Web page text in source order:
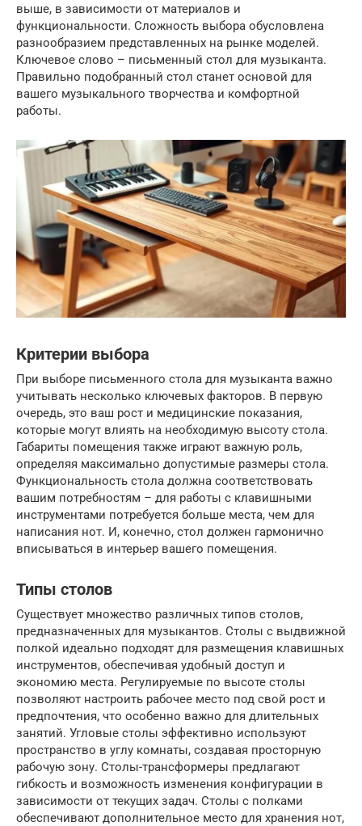
выше, в зависимости от материалов и
функциональности. Сложность выбора обусловлена
разнообразием представленных на рынке моделей.
Ключевое слово – письменный стол для музыканта.
Правильно подобранный стол станет основой для
вашего музыкального творчества и комфортной
работы.
Критерии выбора
При выборе письменного стола для музыканта важно
учитывать несколько ключевых факторов. В первую
очередь, это ваш рост и медицинские показания,
которые могут влиять на необходимую высоту стола.
Габариты помещения также играют важную роль,
определяя максимально допустимые размеры стола.
Функциональность стола должна соответствовать
вашим потребностям – для работы с клавишными
инструментами потребуется больше места, чем для
написания нот. И, конечно, стол должен гармонично
вписываться в интерьер вашего помещения.
Типы столов
Существует множество различных типов столов,
предназначенных для музыкантов. Столы с выдвижной
полкой идеально подходят для размещения клавишных
инструментов, обеспечивая удобный доступ и
экономию места. Регулируемые по высоте столы
позволяют настроить рабочее место под свой рост и
предпочтения, что особенно важно для длительных
занятий. Угловые столы эффективно используют
пространство в углу комнаты, создавая просторную
рабочую зону. Столы-трансформеры предлагают
гибкость и возможность изменения конфигурации в
зависимости от текущих задач. Столы с полками
обеспечивают дополнительное место для хранения нот,